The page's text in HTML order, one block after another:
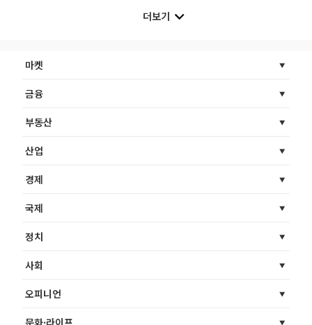
더보기
마켓
금융
부동산
산업
경제
국제
정치
사회
오피니언
문화·라이프